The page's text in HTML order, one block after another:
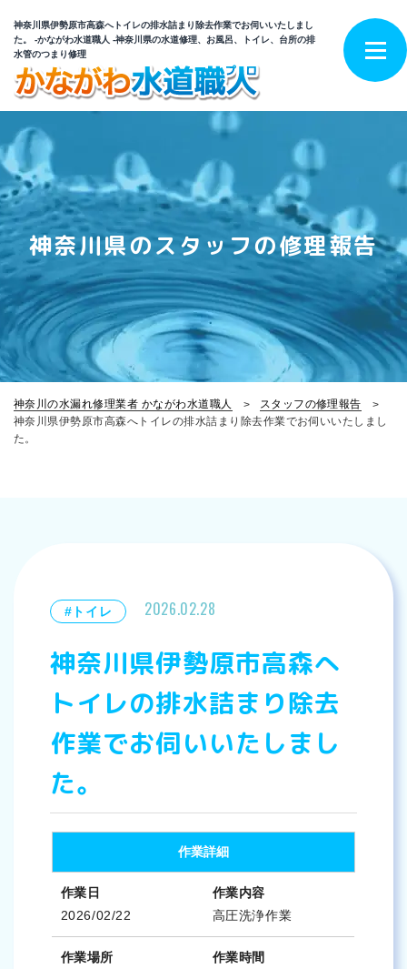
神奈川県伊勢原市高森へトイレの排水詰まり除去作業でお伺いいたしまし
た。 -かながわ水道職人 -神奈川県の水道修理、お風呂、トイレ、台所の排
水管のつまり修理
神奈川県のスタッフの修理報告
神奈川の水漏れ修理業者 かながわ水道職人
スタッフの修理報告
神奈川県伊勢原市高森へトイレの排水詰まり除去作業でお伺いいたしまし
た。
#トイレ 2026.02.28
神奈川県伊勢原市高森へ
トイレの排水詰まり除去
作業でお伺いいたしまし
た。
作業詳細
作業日
2026/02/22
作業内容
高圧洗浄作業
作業場所
作業時間